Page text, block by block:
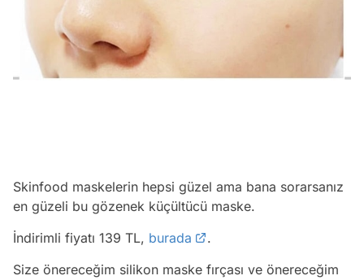
Skinfood maskelerin hepsi güzel ama bana sorarsanız
en güzeli bu gözenek küçültücü maske.
İndirimli fiyatı 139 TL, burada
.
Size önereceğim silikon maske fırçası ve önereceğim